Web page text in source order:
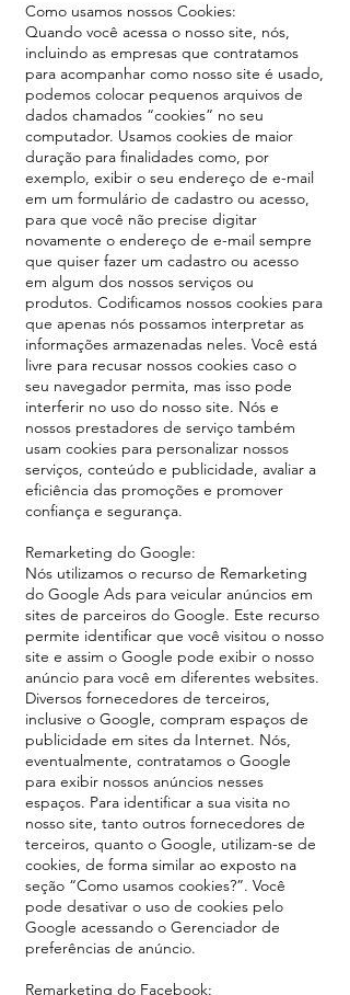
Como usamos nossos Cookies:
Quando você acessa o nosso site, nós,
incluindo as empresas que contratamos
para acompanhar como nosso site é usado,
podemos colocar pequenos arquivos de
dados chamados “cookies” no seu
computador. Usamos cookies de maior
duração para finalidades como, por
exemplo, exibir o seu endereço de e-mail
em um formulário de cadastro ou acesso,
para que você não precise digitar
novamente o endereço de e-mail sempre
que quiser fazer um cadastro ou acesso
em algum dos nossos serviços ou
produtos. Codificamos nossos cookies para
que apenas nós possamos interpretar as
informações armazenadas neles. Você está
livre para recusar nossos cookies caso o
seu navegador permita, mas isso pode
interferir no uso do nosso site. Nós e
nossos prestadores de serviço também
usam cookies para personalizar nossos
serviços, conteúdo e publicidade, avaliar a
eficiência das promoções e promover
confiança e segurança.
Remarketing do Google:
Nós utilizamos o recurso de Remarketing
do Google Ads para veicular anúncios em
sites de parceiros do Google. Este recurso
permite identificar que você visitou o nosso
site e assim o Google pode exibir o nosso
anúncio para você em diferentes websites.
Diversos fornecedores de terceiros,
inclusive o Google, compram espaços de
publicidade em sites da Internet. Nós,
eventualmente, contratamos o Google
para exibir nossos anúncios nesses
espaços. Para identificar a sua visita no
nosso site, tanto outros fornecedores de
terceiros, quanto o Google, utilizam-se de
cookies, de forma similar ao exposto na
seção “Como usamos cookies?”. Você
pode desativar o uso de cookies pelo
Google acessando o Gerenciador de
preferências de anúncio.
Remarketing do Facebook: